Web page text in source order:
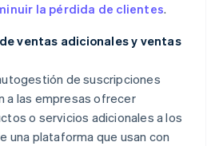
la pérdida de clientes.
ventas adicionales y ventas
de suscripciones
a las empresas ofrecer
o servicios adicionales a los
una plataforma que usan con